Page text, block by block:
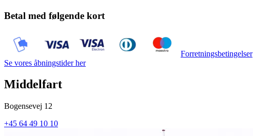
Betal med følgende kort
Forretningsbetingelser
Se vores åbningstider her
Middelfart
Bogensevej 12
+45 64 49 10 10